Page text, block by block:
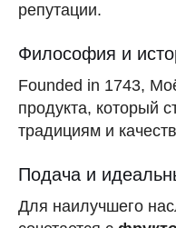
репутации.
Философия и
Founded in 1743,
продукта, который
традициям и
Подача и
Для наилучшего